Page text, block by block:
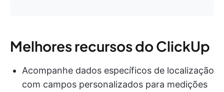
Melhores recursos do ClickUp
Acompanhe dados específicos de localização
com campos personalizados para medições